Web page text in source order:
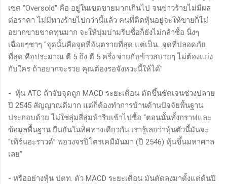
เขต "Oversold" คือ อยู่ในเขตขายมากเกินไป จนข่าวร้ายไม่มีผล
ต่อราคา ไม่มีทางร้ายไปกว่านี้แล้ว คนที่ติดหุ้นอยู่จะให้ขายก็ไม่
อยากขายขาดทุนมาก จะให้บุ่มบ่ามรีบซื้อก็ยังไม่กล้าซื้อ นิ่งๆ
เฉื่อยๆชาๆ "จุดนั้นคือจุดที่อันตรายที่สุด แต่เป็น...จุดที่ปลอดภัย
ที่สุด คือประมาณ ตี 5 ถึง ตี 5 ครึ่ง จ่ายกับข้าวสบายๆ ไม่ต้องแย่ง
กับใคร ถ้าอยากจะรวย คุณต้องรอจังหวะนี้ให้ได้"
- หุ้น ATC ถ้าจับจุดถูก MACD ระยะเดือน ตัดขึ้นชัดเจนช่วงปลาย
ปี 2545 สัญญาณดีมาก แต่ก็ต้องทำการบ้านด้านปัจจัยพื้นฐาน
ประกอบด้วย ไม่ใช่สุ่มสี่สุ่มห้ารีบเข้าไปซื้อ “ตอนนั้นทั้งกราฟและ
ข้อมูลพื้นฐาน ยืนยันในทิศทางเดียวกัน เรารู้เลยว่าหุ้นตัวนี้มันจะ
“เทิร์นอะราวด์” พอวงจรปิโตรเคมีมันมา (ปี 2546) หุ้นขึ้นมหาศาล
เลย”
- หรืออย่างหุ้น ปตท. ตัว MACD ระยะเดือน มันตัดลงมาตั้งแต่ต้นปี